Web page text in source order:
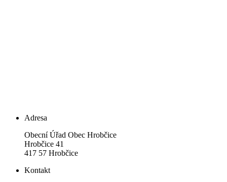
Adresa
Obecní Úřad Obec Hrobčice
Hrobčice 41
417 57 Hrobčice
Kontakt